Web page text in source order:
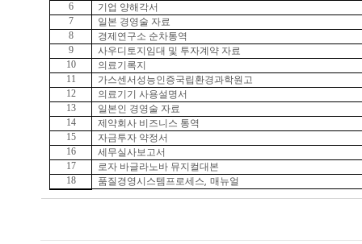
6
기업 양해각서
7
일본 경영술 자료
8
경제연구소 순차통역
9
사우디토지임대 및 투자계약 자료
10
의료기록지
11
가스센서성능인증국립환경과학원고
12
의료기기 사용설명서
13
일본인 경영술 자료
14
제약회사 비즈니스 통역
15
자금투자 약정서
16
세무실사보고서
17
로자 바글라노바 뮤지컬대본
18
품질경영시스템프로세스,매뉴얼